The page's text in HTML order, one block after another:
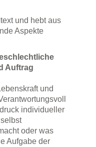
und hebt aus
Aspekte
Auftrag
und
individueller
oder was
Aufgabe der